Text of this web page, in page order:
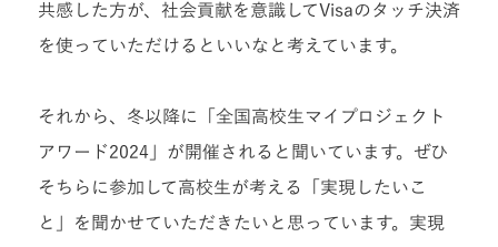
共感した方が、社会貢献を意識してVisaのタッチ決済
を使っていただけるといいなと考えています。
それから、冬以降に「全国高校生マイプロジェクト
アワード2024」が開催されると聞いています。ぜひ
そちらに参加して高校生が考える「実現したいこ
と」を聞かせていただきたいと思っています。実現